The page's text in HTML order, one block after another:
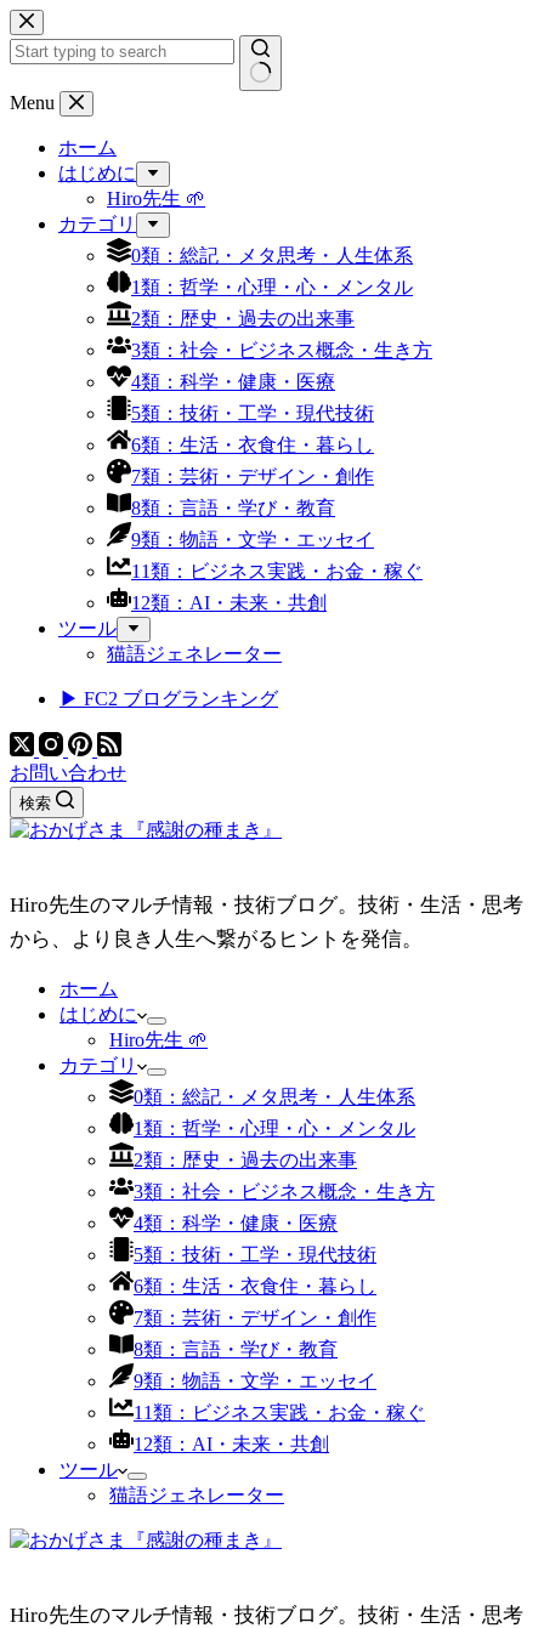
コ
ン
テ
ン
結
Menu
ホーム
はじめに
Hiro先生 🌱
カテゴリ
0類：総記・メタ思考・人生体系
1類：哲学・心理・心・メンタル
2類：歴史・過去の出来事
3類：社会・ビジネス概念・生き方
4類：科学・健康・医療
5類：技術・工学・現代技術
6類：生活・衣食住・暮らし
7類：芸術・デザイン・創作
8類：言語・学び・教育
9類：物語・文学・エッセイ
11類：ビジネス実践・お金・稼ぐ
12類：AI・未来・共創
ツール
猫語ジェネレーター
▶ FC2 ブログランキング
お問い合わせ
検索
Hiro先生のマルチ情報・技術ブログ。技術・生活・思考
から、より良き人生へ繋がるヒントを発信。
ホーム
はじめに
Hiro先生 🌱
カテゴリ
0類：総記・メタ思考・人生体系
1類：哲学・心理・心・メンタル
2類：歴史・過去の出来事
3類：社会・ビジネス概念・生き方
4類：科学・健康・医療
5類：技術・工学・現代技術
6類：生活・衣食住・暮らし
7類：芸術・デザイン・創作
8類：言語・学び・教育
9類：物語・文学・エッセイ
11類：ビジネス実践・お金・稼ぐ
12類：AI・未来・共創
ツール
猫語ジェネレーター
Hiro先生のマルチ情報・技術ブログ。技術・生活・思考